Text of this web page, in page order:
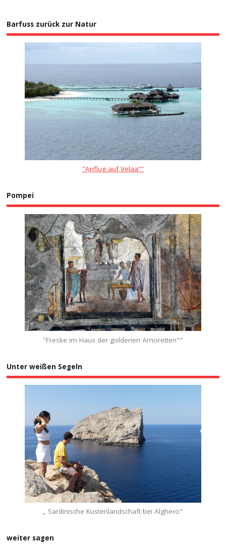
Barfuss zurück zur Natur
"Anflug auf Velaa“"
Pompei
"Freske im Haus der goldenen Amoretten""
Unter weißen Segeln
„ Sardinische Küstenlandschaft bei Alghero"
weiter sagen